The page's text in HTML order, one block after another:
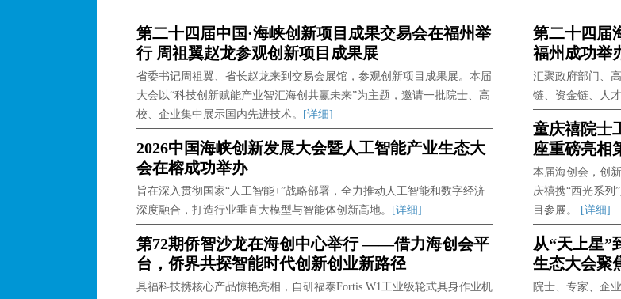
第二十四届中国·海峡创新项目成果交易会在福州举
行 周祖翼赵龙参观创新项目成果展
省委书记周祖翼、省长赵龙来到交易会展馆，参观创新项目成果展。本届
大会以“科技创新赋能产业智汇海创共赢未来”为主题，邀请一批院士、高
校、企业集中展示国内先进技术。
[详细]
2026中国海峡创新发展大会暨人工智能产业生态大
会在榕成功举办
旨在深入贯彻国家“人工智能+”战略部署，全力推动人工智能和数字经济
深度融合，打造行业垂直大模型与智能体创新高地。
[详细]
第72期侨智沙龙在海创中心举行 ——借力海创会平
台，侨界共探智能时代创新创业新路径
具福科技携核心产品惊艳亮相，自研福泰Fortis W1工业级轮式具身作业机
第二十四届
福州成功举
汇聚政府部门、
链、资金链、人
童庆禧院士
座重磅亮相
本届海创会，创
庆禧携“西光系列
目参展。
[详细]
从“天上星”
生态大会聚
院士、专家、企